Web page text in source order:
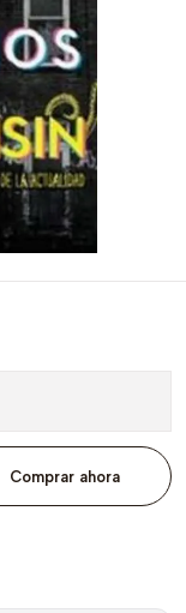
Comprar ahora